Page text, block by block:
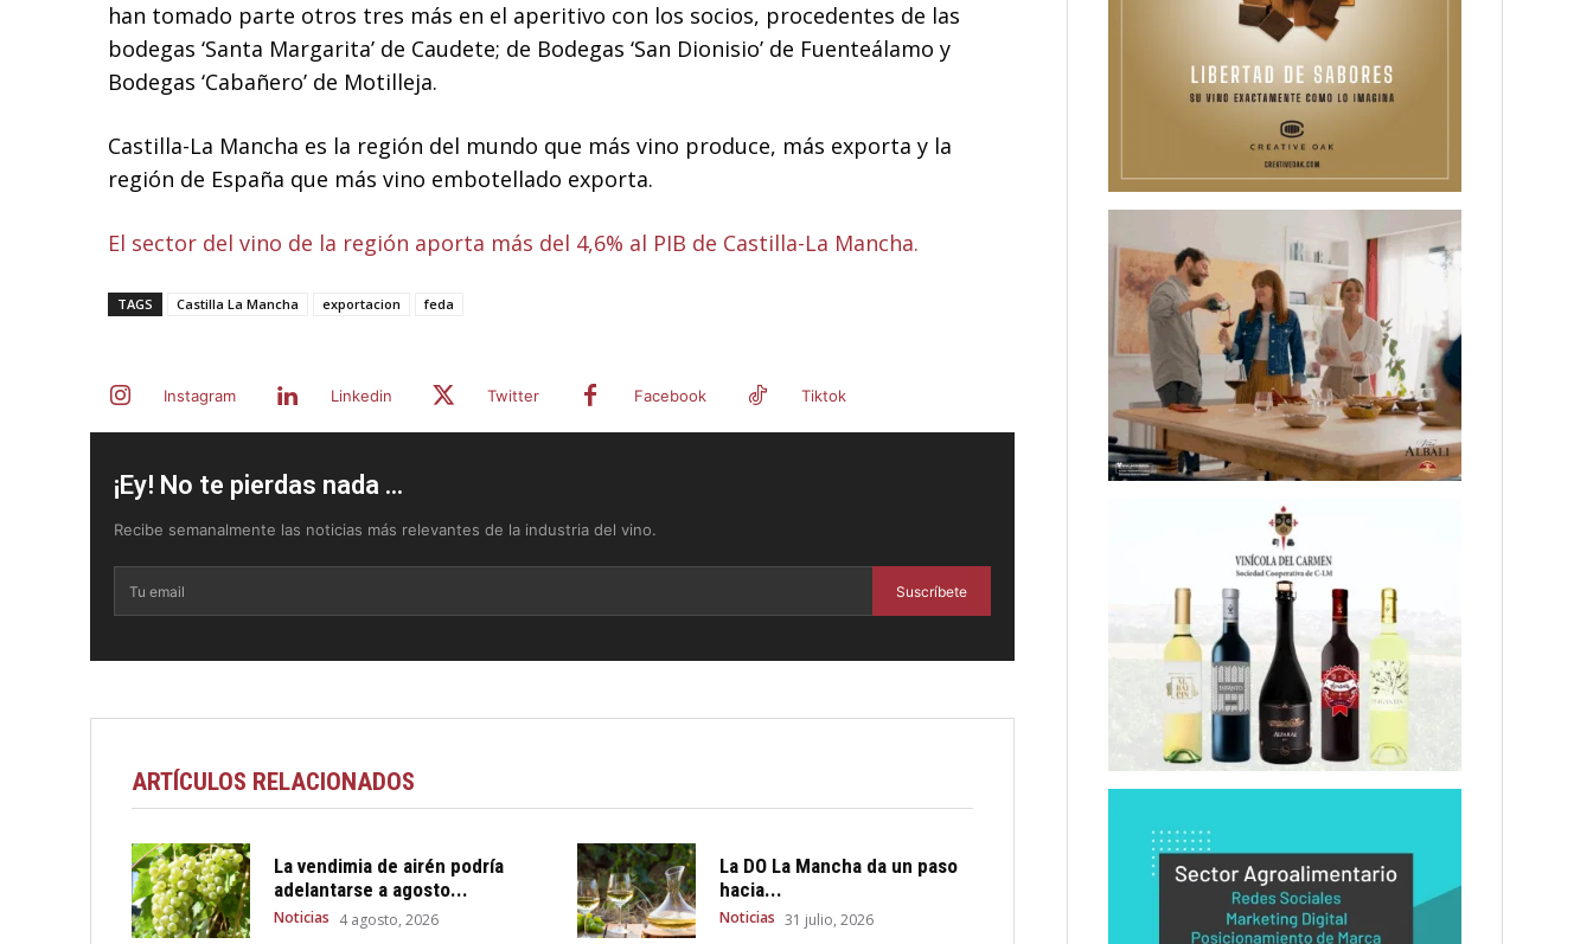
han tomado parte otros tres más en el aperitivo con los socios, procedentes de las
bodegas ‘Santa Margarita’ de Caudete; de Bodegas ‘San Dionisio’ de Fuenteálamo y
Bodegas ‘Cabañero’ de Motilleja.
Castilla-La Mancha es la región del mundo que más vino produce, más exporta y la
región de España que más vino embotellado exporta.
El sector del vino de la región aporta más del 4,6% al PIB de Castilla-La Mancha.
TAGS Castilla La Mancha exportacion feda
Instagram Linkedin Twitter Facebook Tiktok
¡Ey! No te pierdas nada ...
Recibe semanalmente las noticias más relevantes de la industria del vino.
Suscríbete
ARTÍCULOS RELACIONADOS
La vendimia de airén podría
adelantarse a agosto...
Noticias 4 agosto, 2026
La DO La Mancha da un paso
hacia...
Noticias 31 julio, 2026